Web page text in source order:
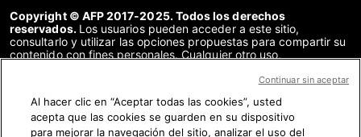
Copyright © AFP 2017-2025. Todos los derechos
reservados. Los usuarios pueden acceder a este sitio,
consultarlo y utilizar las opciones propuestas para compartir su
contenido con fines personales. Cualquier otro uso,
distribución del contenido de este sitio, en su totalidad o en
acuerdo específico firmado con la AFP, está estrictamente
prohibido. Los elementos analizados en cada verificación se
presentan o se enlazan en tanto en cuanto son necesarios para
Al hacer clic en “Aceptar todas las cookies”, usted
acepta que las cookies se guarden en su dispositivo
para mejorar la navegación del sitio, analizar el uso del
Continuar sin aceptar